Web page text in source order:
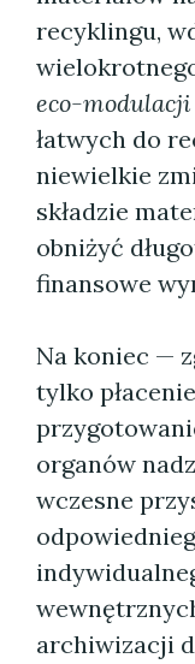
recyklingu,
eco-modulacji
łatwych do
niewielkie
składzie
obniżyć
finansowe
Na koniec —
tylko
organów
wczesne
archiwizacji